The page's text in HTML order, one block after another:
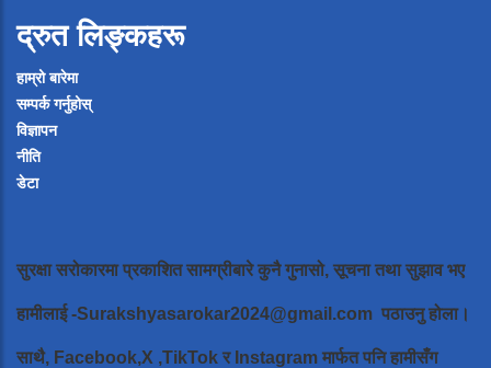
द्रुत लिङ्कहरू
हाम्रो बारेमा
सम्पर्क गर्नुहोस्
विज्ञापन
नीति
डेटा
सुरक्षा सरोकारमा प्रकाशित सामग्रीबारे कुनै गुनासो, सूचना तथा सुझाव भए
हामीलाई-Surakshyasarokar2024@gmail.com पठाउनु होला।
साथै, Facebook,X ,TikTok र Instagram मार्फत पनि हामीसँग